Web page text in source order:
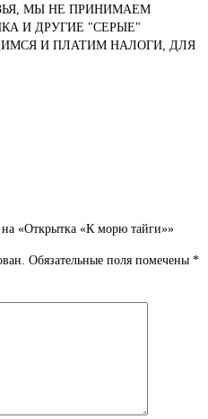
МЫ НЕ ПРИНИМАЕМ
И ДРУГИЕ "СЕРЫЕ"
И ПЛАТИМ НАЛОГИ, ДЛЯ
на «Открытка «К морю тайги»»
Обязательные поля помечены *